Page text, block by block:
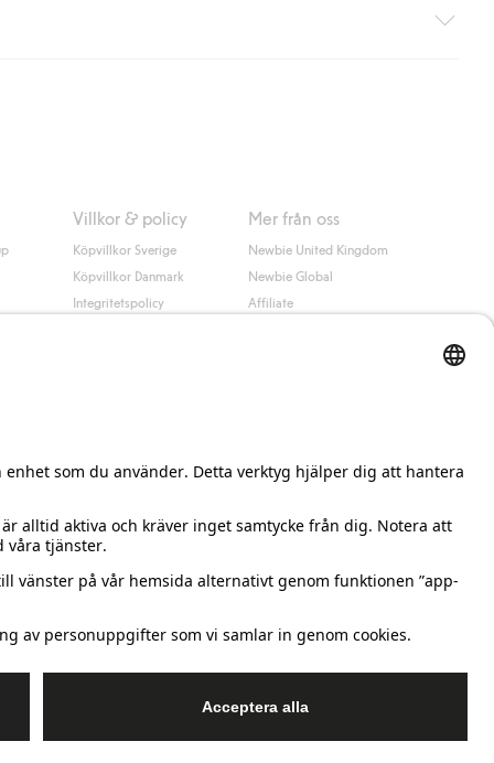
ej hemleverans). Frakten tas bort per automatik efter du
Villkor & policy
Köpvillkor Sverige
Köpvillkor Danmark
Integritetspolicy
Mer från oss
Newbie United Kingdom
Newbie Global
Affiliate